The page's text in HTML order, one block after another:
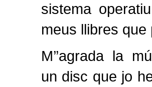
sistema
meus llibres
M’’agrada la
un disc que jo